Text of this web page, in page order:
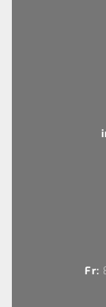
Fr: